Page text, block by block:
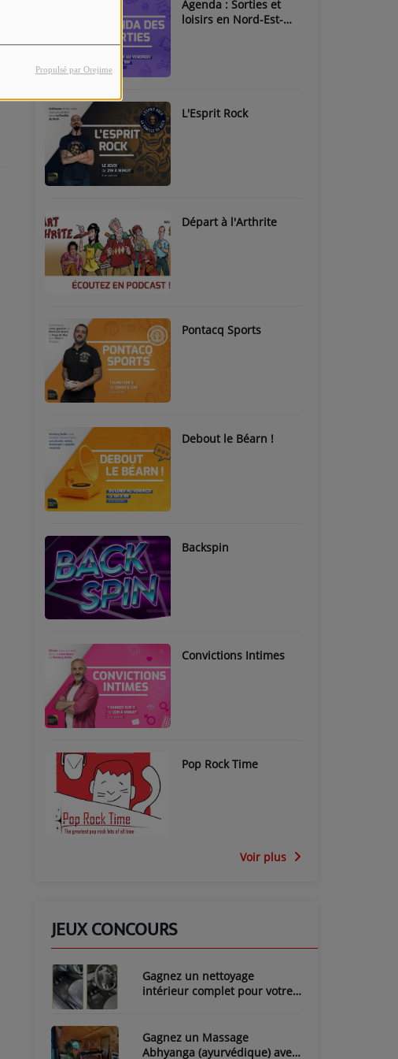
Propulsé par Orejime
Agenda : Sorties et
loisirs en Nord-Est-
L'Esprit Rock
Départ à l'Arthrite
Pontacq Sports
Debout le Béarn !
Backspin
Convictions Intimes
Pop Rock Time
Voir plus
JEUX CONCOURS
Gagnez un nettoyage
intérieur complet pour votre
Gagnez un Massage
Abhyanga (ayurvédique) avec